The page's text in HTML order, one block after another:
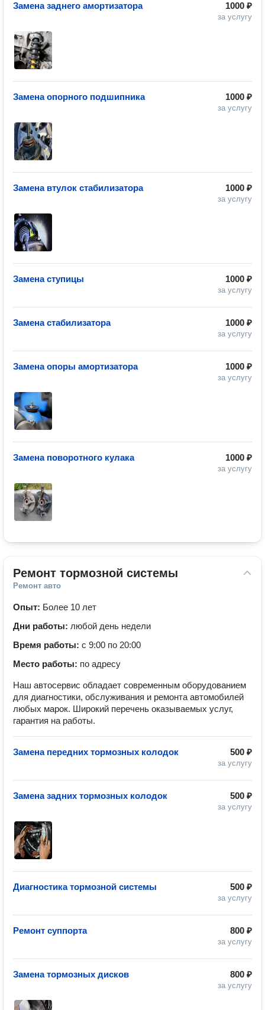
1000 ₽
за услугу
Замена заднего амортизатора
1000 ₽
за услугу
Замена опорного подшипника
1000 ₽
за услугу
Замена втулок стабилизатора
1000 ₽
за услугу
Замена ступицы
1000 ₽
за услугу
Замена стабилизатора
1000 ₽
за услугу
Замена опоры амортизатора
1000 ₽
за услугу
Замена поворотного кулака
Ремонт тормозной системы
Ремонт авто
Опыт: Более 10 лет
Дни работы: любой день недели
Время работы: с 9:00 по 20:00
Место работы: по адресу
Наш автосервис обладает современным оборудованием
для диагностики, обслуживания и ремонта автомобилей
любых марок. Широкий перечень оказываемых услуг,
гарантия на работы.
500 ₽
за услугу
Замена передних тормозных колодок
500 ₽
за услугу
Замена задних тормозных колодок
500 ₽
за услугу
Диагностика тормозной системы
800 ₽
за услугу
Ремонт суппорта
800 ₽
за услугу
Замена тормозных дисков